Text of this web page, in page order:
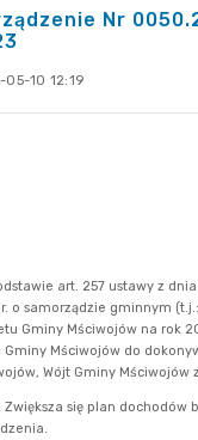
Nr
05-10 12:19